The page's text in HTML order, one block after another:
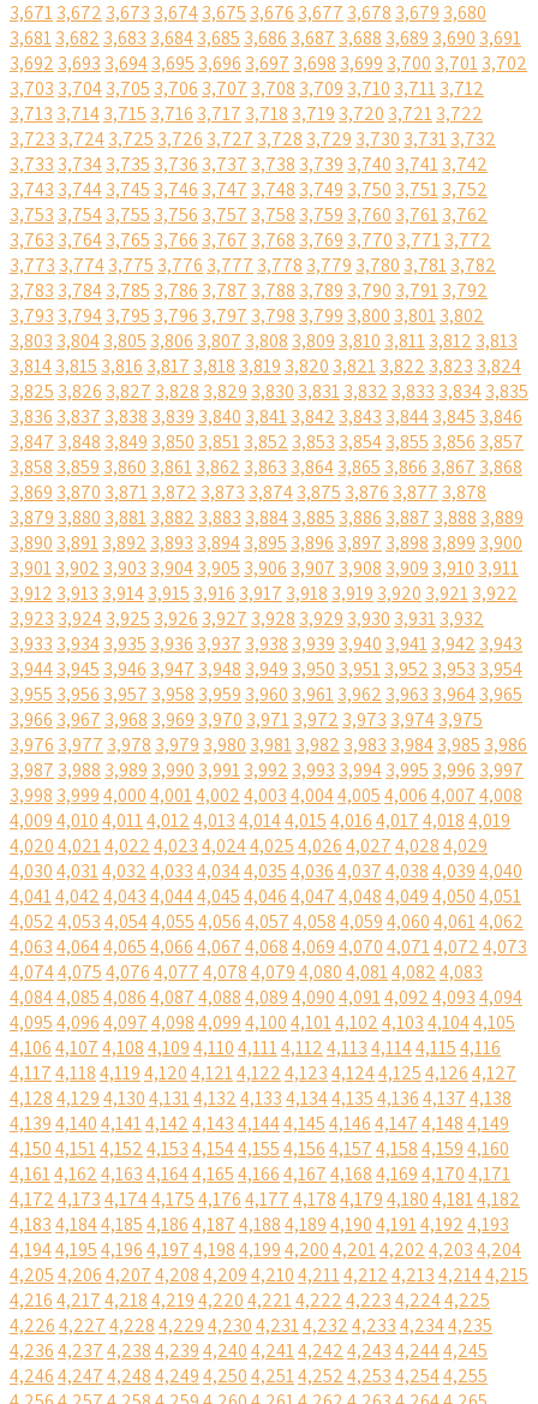
3,6713,672 3,673 3,6743,675 3,676 3,677 3,678 3,679 3,680
3,6813,682 3,683 3,6843,685 3,686 3,687 3,688 3,689 3,690 3,691
3,692 3,693 3,6943,695 3,696 3,697 3,698 3,699 3,700 3,7013,702
3,703 3,7043,705 3,706 3,707 3,708 3,709 3,710 3,7113,712
3,713 3,7143,715 3,716 3,717 3,718 3,719 3,720 3,7213,722
3,723 3,7243,725 3,726 3,727 3,728 3,729 3,730 3,7313,732
3,733 3,7343,735 3,736 3,737 3,738 3,739 3,740 3,7413,742
3,743 3,7443,745 3,746 3,747 3,748 3,749 3,750 3,7513,752
3,753 3,7543,755 3,756 3,757 3,758 3,759 3,760 3,7613,762
3,763 3,7643,765 3,766 3,767 3,768 3,769 3,770 3,7713,772
3,773 3,7743,775 3,776 3,777 3,778 3,779 3,780 3,7813,782
3,783 3,7843,785 3,786 3,787 3,788 3,789 3,790 3,7913,792
3,793 3,7943,795 3,796 3,797 3,798 3,799 3,800 3,8013,802
3,803 3,8043,805 3,806 3,807 3,808 3,809 3,810 3,8113,812 3,813
3,8143,815 3,816 3,817 3,818 3,819 3,820 3,8213,822 3,823 3,824
3,825 3,826 3,827 3,828 3,829 3,830 3,8313,832 3,833 3,8343,835
3,836 3,837 3,838 3,839 3,840 3,8413,842 3,843 3,8443,845 3,846
3,847 3,848 3,849 3,850 3,8513,852 3,853 3,8543,855 3,856 3,857
3,858 3,859 3,860 3,8613,862 3,863 3,8643,865 3,866 3,867 3,868
3,869 3,870 3,8713,872 3,873 3,8743,875 3,876 3,877 3,878
3,879 3,880 3,8813,882 3,883 3,8843,885 3,886 3,887 3,888 3,889
3,890 3,8913,892 3,893 3,8943,895 3,896 3,897 3,898 3,899 3,900
3,9013,902 3,903 3,9043,905 3,906 3,907 3,908 3,909 3,910 3,911
3,912 3,913 3,9143,915 3,916 3,917 3,918 3,919 3,920 3,9213,922
3,923 3,9243,925 3,926 3,927 3,928 3,929 3,930 3,9313,932
3,933 3,9343,935 3,936 3,937 3,938 3,939 3,940 3,9413,942 3,943
3,9443,945 3,946 3,947 3,948 3,949 3,950 3,9513,952 3,953 3,954
3,955 3,956 3,957 3,958 3,959 3,960 3,9613,962 3,963 3,9643,965
3,966 3,967 3,968 3,969 3,970 3,9713,972 3,973 3,9743,975
3,976 3,977 3,978 3,979 3,980 3,9813,982 3,983 3,9843,985 3,986
3,987 3,988 3,989 3,990 3,9913,992 3,993 3,9943,995 3,996 3,997
3,998 3,9994,0004,0014,0024,0034,0044,0054,0064,0074,008
4,0094,0104,0114,0124,0134,0144,0154,0164,0174,0184,019
4,0204,0214,0224,0234,0244,0254,0264,0274,0284,029
4,0304,0314,0324,0334,0344,0354,0364,0374,0384,0394,040
4,0414,0424,0434,0444,0454,0464,0474,0484,0494,0504,051
4,0524,0534,0544,0554,0564,0574,0584,0594,0604,0614,062
4,0634,0644,0654,0664,0674,0684,0694,0704,0714,0724,073
4,0744,0754,0764,0774,0784,0794,0804,0814,0824,083
4,0844,0854,0864,0874,0884,0894,0904,0914,0924,0934,094
4,0954,0964,0974,0984,0994,1004,1014,1024,1034,1044,105
4,1064,1074,1084,1094,1104,1114,1124,1134,1144,1154,116
4,1174,1184,1194,1204,1214,1224,1234,1244,1254,1264,127
4,1284,1294,1304,1314,1324,1334,1344,1354,1364,1374,138
4,1394,1404,1414,1424,1434,1444,1454,1464,1474,1484,149
4,1504,1514,1524,1534,1544,1554,1564,1574,1584,1594,160
4,1614,1624,1634,1644,1654,1664,1674,1684,1694,1704,171
4,1724,1734,1744,1754,1764,1774,1784,1794,1804,1814,182
4,1834,1844,1854,1864,1874,1884,1894,1904,1914,1924,193
4,1944,1954,1964,1974,1984,1994,2004,2014,2024,2034,204
4,2054,2064,2074,2084,2094,2104,2114,2124,2134,2144,215
4,2164,2174,2184,2194,2204,2214,2224,2234,2244,225
4,2264,2274,2284,2294,2304,2314,2324,2334,2344,235
4,2364,2374,2384,2394,2404,2414,2424,2434,2444,245
4,2464,2474,2484,2494,2504,2514,2524,2534,2544,255